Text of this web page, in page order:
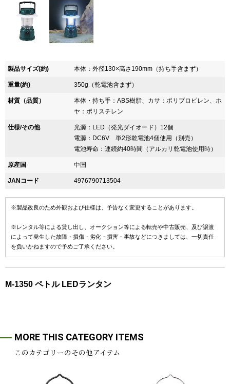
製品サイズ(約) 本体：外径130×高さ190mm（持ち手含まず）
重量(約) 350g（乾電池含まず）
材質（品質）
本体・持ち手：ABS樹脂、カサ：ポリプロピレン、ホ
ヤ：ポリスチレン
仕様/その他
光源：LED（発光ダイオード）12個
電源：DC6V 単2形乾電池4個使用（別売）
電池寿命：連続約40時間（アルカリ乾電池使用時）
原産国 中国
JANコード 4976790713504
※製品改良のため外観および仕様は、予告なく変更することがあります。
※レンタル等による貸し出し、オークション等による転売や中古販売、及び譲渡
によって発生した故障・損傷・劣化・損害・事故などにつきましては、一切責任
を負いかねますので予めご了承ください。
M-1350 ペトル LEDランタン
MORE THIS CATEGORY ITEMS
このカテゴリーのその他アイテム